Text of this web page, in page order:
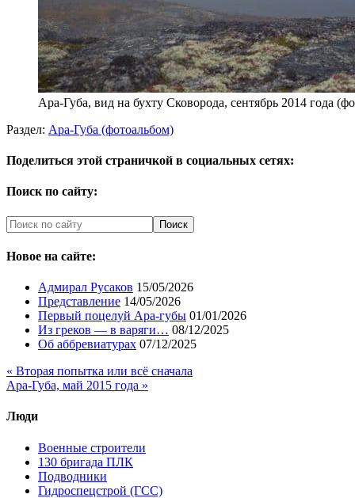
Ара-Губа, вид на бухту Сковорода, сентябрь 2014 года
Раздел: Ара-Губа (фотоальбом)
Поделиться этой страничкой в социальных сетях:
Поиск по сайту:
Новое на сайте:
Адмирал Русаков 15/05/2026
Представление 14/05/2026
Первый поцелуй Ара-губы 01/01/2026
Из греков — в варяги… 08/12/2025
Об аббревиатурах 07/12/2025
« Вторая попытка или всё сначала
Ара-Губа, май 2015 года »
Люди
Военные строители
130 бригада ПЛК
Подводники
Гидроспецстрой (ГСС)